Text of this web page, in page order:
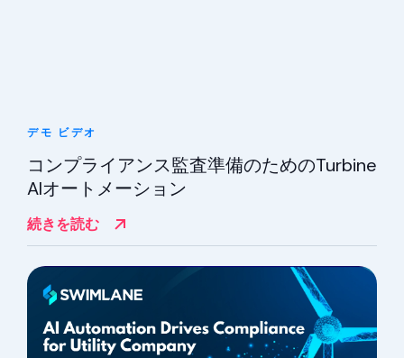
デモ ビデオ
コンプライアンス監査準備のためのTurbine
AIオートメーション
続きを読む